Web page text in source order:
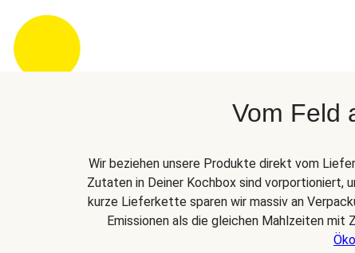
Vom Feld
Wir beziehen unsere Produkte direkt vom
Zutaten in Deiner Kochbox sind vorportioniert,
kurze Lieferkette sparen wir massiv an
Emissionen als die gleichen Mahlzeiten mit